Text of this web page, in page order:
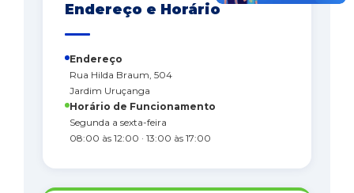
Endereço e Horário
Endereço
Rua Hilda Braum, 504
Jardim Uruçanga
Horário de Funcionamento
Segunda a sexta-feira
08:00 às 12:00 · 13:00 às 17:00